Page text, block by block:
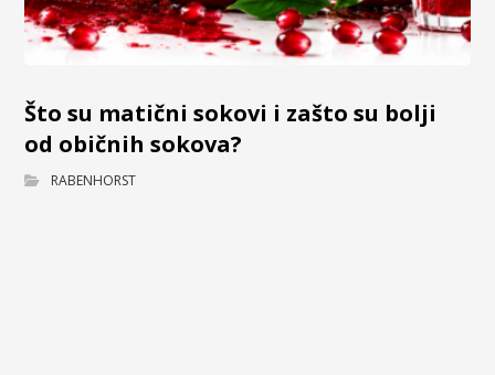
Što su matični sokovi i zašto su bolji
od običnih sokova?
RABENHORST